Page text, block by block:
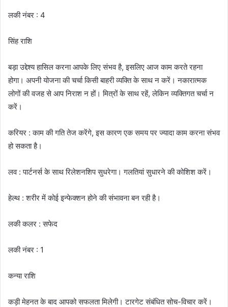
लकी नंबर : 4
सिंह राशि
बड़ा उद्देश्य हासिल करना आपके लिए संभव है, इसलिए आज काम करते रहना
होगा। अपनी योजना की चर्चा किसी बाहरी व्यक्ति के साथ न करें। नकारात्मक
लोगों की वजह से आप निराश न हों। मित्रों के साथ रहें, लेकिन व्यक्तिगत चर्चा न
करें।
करियर : काम की गति तेज करेंगे, इस कारण एक समय पर ज्यादा काम करना संभव
हो सकता है।
लव : पार्टनर्स के साथ रिलेशनशिप सुधरेगा। गलतियां सुधारने की कोशिश करें।
हेल्थ : शरीर में कोई इन्फेक्शन होने की संभावना बन रही है।
लकी कलर : सफेद
लकी नंबर : 1
कन्या राशि
कड़ी मेहनत के बाद आपको सफलता मिलेगी। टारगेट संबंधित सोच-विचार करें।